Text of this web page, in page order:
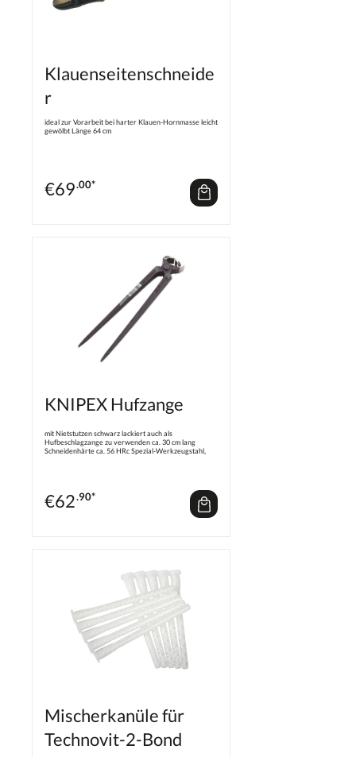
Klauenseitenschneide
r
ideal zur Vorarbeit bei harter Klauen-Hornmasse leicht
gewölbt Länge 64 cm
€69.00*
KNIPEX Hufzange
mit Nietstutzen schwarz lackiert auch als
Hufbeschlagzange zu verwenden ca. 30 cm lang
Schneidenhärte ca. 56 HRc Spezial-Werkzeugstahl,
€62.90*
Mischerkanüle für
Technovit-2-Bond